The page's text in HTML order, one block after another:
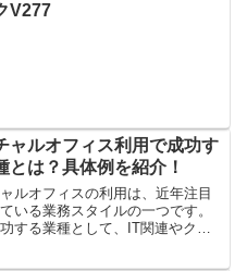
V277
ャルオフィス利用で成功す
とは？具体例を紹介！
ルオフィスの利用は、近年注目
いる業務スタイルの一つです。
する業種として、IT関連やクリ